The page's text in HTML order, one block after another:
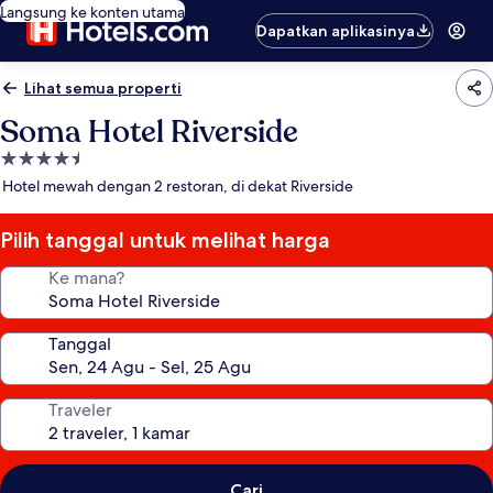
Langsung ke konten utama
Dapatkan aplikasinya
Lihat semua properti
Soma Hotel Riverside
Properti
bintang
Hotel mewah dengan 2 restoran, di dekat Riverside
Pilih tanggal untuk melihat harga
Ke mana?
Tanggal
Traveler